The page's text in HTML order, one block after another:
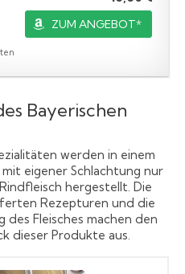
ZUM ANGEBOT*
Bayerischen
werden in einem
eigener Schlachtung nur
hergestellt. Die
Rezepturen und die
Fleisches machen den
dieser Produkte aus.